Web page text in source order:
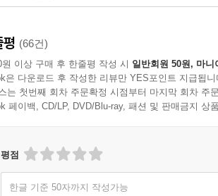
(66건)
원 이상 구매 후 한줄평 작성 시 일반회원 50원, 마니
은 다운로드 후 작성한 리뷰만 YES포인트 지급됩니
는 첫번째 회차 주문확정 시점부터 마지막 회차 주
페이백, CD/LP, DVD/Blu-ray, 패션 및 판매금지 상
평점
한글 기준 50자까지 작성가능